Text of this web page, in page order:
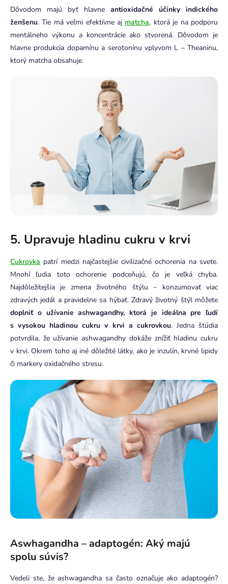
Dôvodom majú byť hlavne antioxidačné účinky indického
ženšenu. Tie má veľmi efektívne aj matcha, ktorá je na podporu
mentálneho výkonu a koncentrácie ako stvorená. Dôvodom je
hlavne produkcia dopamínu a serotonínu vplyvom L – Theaninu,
ktorý matcha obsahuje.
5. Upravuje hladinu cukru v krvi
Cukrovka patrí medzi najčastejšie civilizačné ochorenia na svete.
Mnohí ľudia toto ochorenie podceňujú, čo je veľká chyba.
Najdôležitejšia je zmena životného štýlu – konzumovať viac
zdravých jedál a pravidelne sa hýbať. Zdravý životný štýl môžete
doplniť o užívanie ashwagandhy, ktorá je ideálna pre ľudí
s vysokou hladinou cukru v krvi a cukrovkou. Jedna štúdia
potvrdila, že užívanie ashwagandhy dokáže znížiť hladinu cukru
v krvi. Okrem toho aj iné dôležité látky, ako je inzulín, krvné lipidy
či markery oxidačného stresu.
Aswhagandha – adaptogén: Aký majú
spolu súvis?
Vedeli ste, že ashwagandha sa často označuje ako adaptogén?